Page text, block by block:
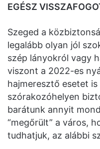
EGÉSZ
Szeged a
legalább olyan jól
szép lányokról vagy
viszont a 2022-es
hajmeresztő esetet
szórakozóhelyen
barátunk annyit
“megőrült” a város,
tudhatjuk, az alábbi